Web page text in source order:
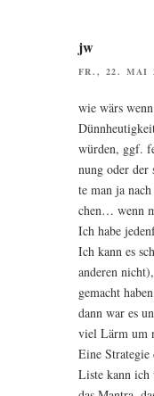
jw
FR., 22. MAI
wie wärs
wür­den, ggf.
nung oder
te man ja
chen… wenn
Ich habe
Ich kann es
ande­ren
gemacht
dann war es
viel Lärm um
Eine Stra­te­gie
Lis­te kann ich